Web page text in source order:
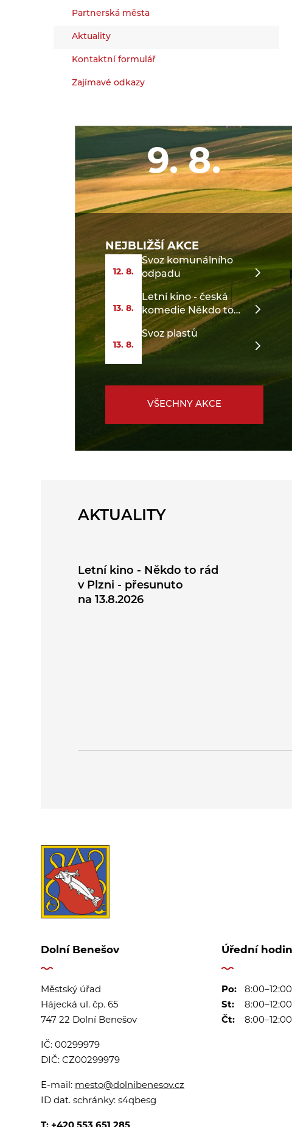
Partnerská města
Aktuality
Kontaktní formulář
Zajímavé odkazy
9. 8.
NEJBLIŽŠÍ AKCE
12. 8.
Svoz komunálního
odpadu
13. 8.
Letní kino - česká
komedie Někdo to
rád v Plzni
13. 8.
Svoz plastů
VŠECHNY AKCE
AKTUALITY
Letní kino - Někdo to rád
v Plzni - přesunuto
na 13.8.2026
Dolní Benešov
Městský úřad
Hájecká ul. čp. 65
747 22 Dolní Benešov
IČ:00299979
DIČ:CZ00299979
E-mail: mesto@dolnibenesov.cz
ID dat. schránky:s4qbesg
Úřední
Po:
St:
Čt: